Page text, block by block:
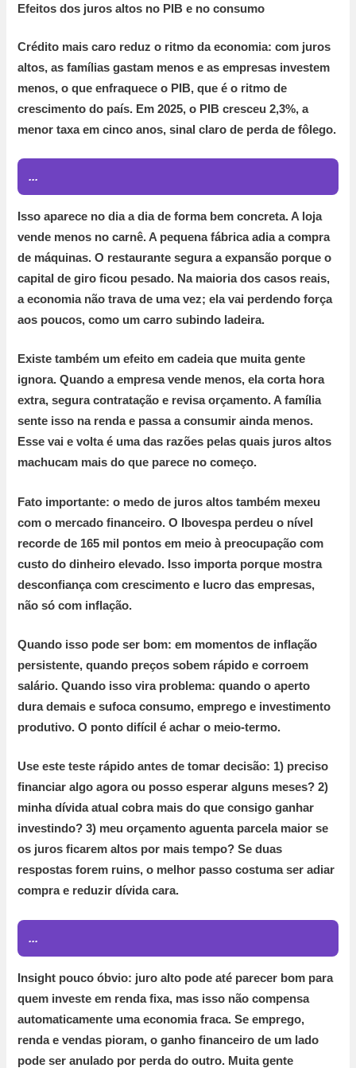
Efeitos dos juros altos no PIB e no consumo
Crédito mais caro reduz o ritmo da economia: com juros
altos, as famílias gastam menos e as empresas investem
menos, o que enfraquece o PIB, que é o ritmo de
crescimento do país. Em2025, o PIB cresceu 2,3%, a
menor taxa em cinco anos, sinal claro de perda de fôlego.
...
Isso aparece no dia a dia de forma bem concreta. A loja
vende menos no carnê. A pequena fábrica adia a compra
de máquinas. O restaurante segura a expansão porque o
capital de giro ficou pesado. Na maioria dos casos reais,
a economia não trava de uma vez; ela vai perdendo força
aos poucos, como um carro subindo ladeira.
Existe também um efeito em cadeia que muita gente
ignora. Quando a empresa vende menos, ela corta hora
extra, segura contratação e revisa orçamento. A família
sente isso na renda e passa a consumir ainda menos.
Esse vai e volta é uma das razões pelas quais juros altos
machucam mais do que parece no começo.
Fato importante: o medo de juros altos também mexeu
com o mercado financeiro. O Ibovespa perdeu o nível
recorde de 165 mil pontos em meio à preocupação com
custo do dinheiro elevado. Isso importa porque mostra
desconfiança com crescimento e lucro das empresas,
não só com inflação.
Quando isso pode ser bom: em momentos de inflação
persistente, quando preços sobem rápido e corroem
salário.Quando isso vira problema: quando o aperto
dura demais e sufoca consumo, emprego e investimento
produtivo. O ponto difícil é achar o meio-termo.
Use este teste rápido antes de tomar decisão: 1) preciso
financiar algo agora ou posso esperar alguns meses?2)
minha dívida atual cobra mais do que consigo ganhar
investindo?3) meu orçamento aguenta parcela maior se
os juros ficarem altos por mais tempo? Se duas
respostas forem ruins, o melhor passo costuma ser adiar
compra e reduzir dívida cara.
...
Insight pouco óbvio: juro alto pode até parecer bom para
quem investe em renda fixa, mas isso não compensa
automaticamente uma economia fraca. Se emprego,
renda e vendas pioram, o ganho financeiro de um lado
pode ser anulado por perda do outro. Muita gente